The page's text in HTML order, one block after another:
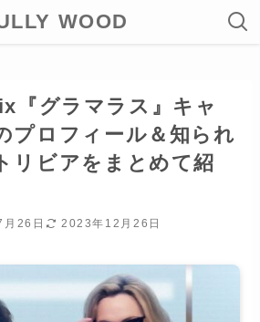
WOOD
『グラマラス』キャ
プロフィール＆知られ
リビアをまとめて紹
26日 2023年12月26日